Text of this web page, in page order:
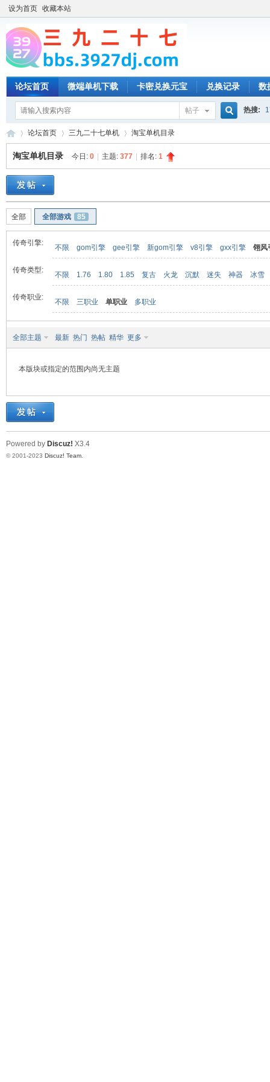
设为首页 收藏本站
论坛首页 微端单机下载 卡密兑换元宝 兑换记录 数
帖子 热搜:
»
论坛首页 三九二十七单机 淘宝单机目录
淘宝单机目录 今日: 0 主题: 377 排名: 1
全部 全部游戏 85
传奇引擎:
不限 gom引擎 gee引擎 新gom引擎 v8引擎 gxx引擎 翎风
传奇类型:
不限 1.76 1.80 1.85 复古 火龙 沉默 迷失 神器 冰雪
传奇职业:
不限 三职业 单职业 多职业
全部主题 最新 热门 热帖 精华 更多
本版块或指定的范围内尚无主题
Powered by Discuz! X3.4
© 2001-2023 Discuz! Team.